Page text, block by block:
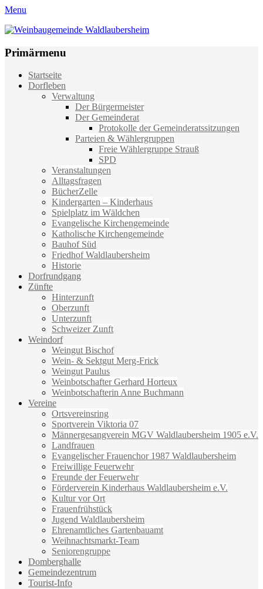
Menu
Weinbaugemeinde Waldlaubersheim
Primärmenu
Weiter
zum
Startseite
Dorfleben
Verwaltung
Der Bürgermeister
Der Gemeinderat
Protokolle der Gemeinderatssitzungen
Parteien & Wählergruppen
Freie Wählergruppe Strauß
SPD
Veranstaltungen
Alltagsfragen
BücherZelle
Kindergarten – Kinderhaus
Spielplatz im Wäldchen
Evangelische Kirchengemeinde
Katholische Kirchengemeinde
Bauhof Süd
Friedhof Waldlaubersheim
Historie
Dorfrundgang
Zünfte
Hinterzunft
Oberzunft
Unterzunft
Schweizer Zunft
Weindorf
Weingut Bischof
Wein- & Sektgut Merg-Frick
Weingut Paulus
Weinbotschafter Gerhard Horteux
Weinbotschafterin Anne Buchmann
Vereine
Ortsvereinsring
Sportverein Viktoria 07
Männergesangverein MGV Waldlaubersheim 1905 e.V.
Landfrauen
Evangelischer Frauenchor 1987 Waldlaubersheim
Freiwillige Feuerwehr
Freunde der Feuerwehr
Förderverein Kinderhaus Waldlaubersheim e.V.
Kultur vor Ort
Frauenfrühstück
Jugend Waldlaubersheim
Ehrenamtliches Gartenbauamt
Weihnachtsmarkt-Team
Seniorengruppe
Domberghalle
Gemeindezentrum
Tourist-Info